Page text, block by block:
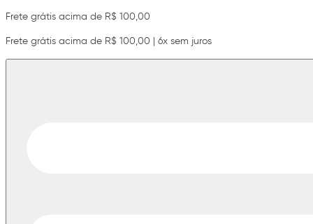
Frete grátis acima de R$ 100,00
Frete grátis acima de R$ 100,00 | 6x sem juros